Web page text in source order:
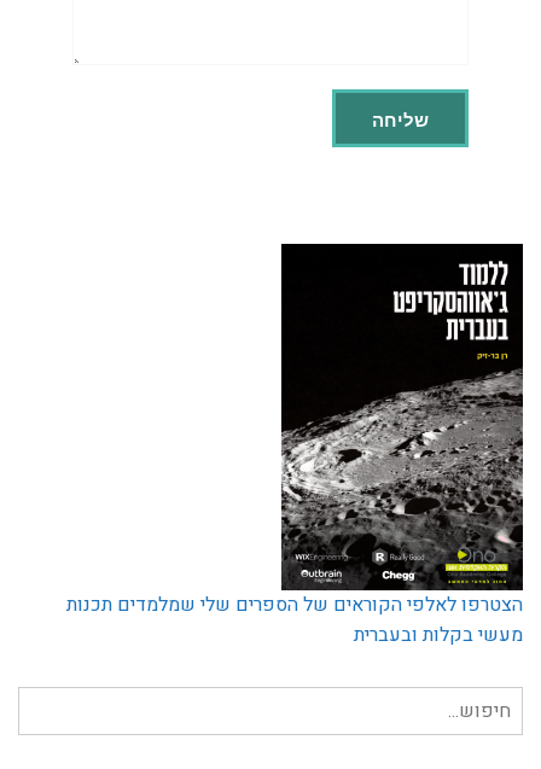
הצטרפו לאלפי הקוראים של הספרים שלי שמלמדים תכנות
מעשי בקלות ובעברית
חיפוש
עבור: